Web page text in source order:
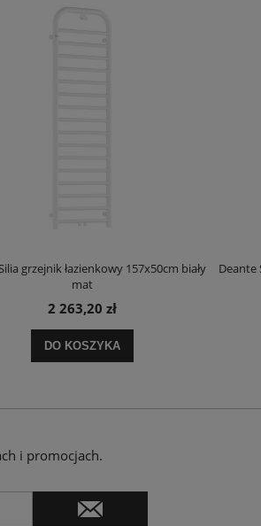
biały
Deante Silia grzejnik
i promocjach.